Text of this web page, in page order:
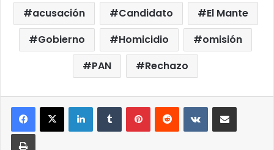
acusación Candidato
El Mante
Gobierno
Homicidio
omisión
PAN
Rechazo
LinkedInTumblrPinterestReddit VKontakteCompartir por correo
Imprimir